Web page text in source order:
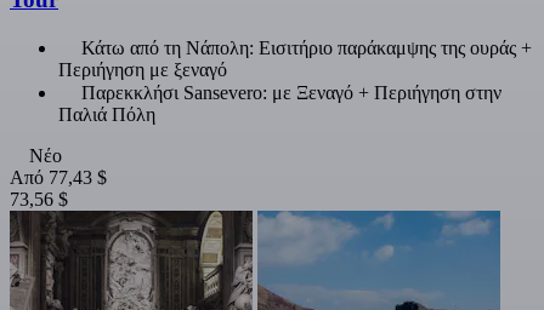
Κάτω από τη Νάπολη: Εισιτήριο παράκαμψης της ουράς +
Περιήγηση με ξεναγό
Παρεκκλήσι Sansevero: με Ξεναγό + Περιήγηση στην
Παλιά Πόλη
Νέο
Από 77,43 $
73,56 $